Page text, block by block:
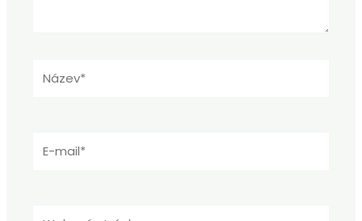
mail*